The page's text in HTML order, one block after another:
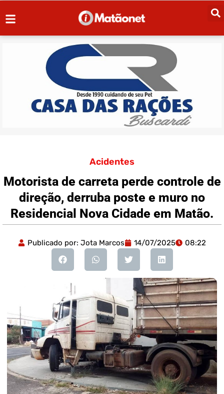
Acidentes
Motorista de carreta perde controle de
direção, derruba poste e muro no
Residencial Nova Cidade em Matão.
Publicado por: Jota Marcos 14/07/2025 08:22